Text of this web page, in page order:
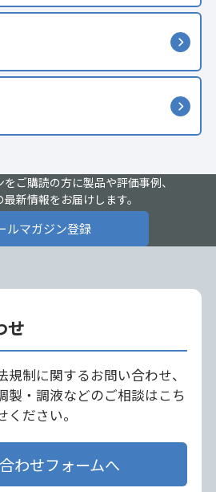
ご購読の方に製品や評価事例、
新情報をお届けします。
ルマガジン登録
せ
制に関するお問い合わせ、
製・調液などのご相談はこち
ださい。
わせフォームへ